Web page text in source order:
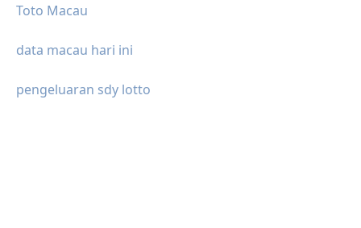
Toto Macau
data macau hari ini
pengeluaran sdy lotto